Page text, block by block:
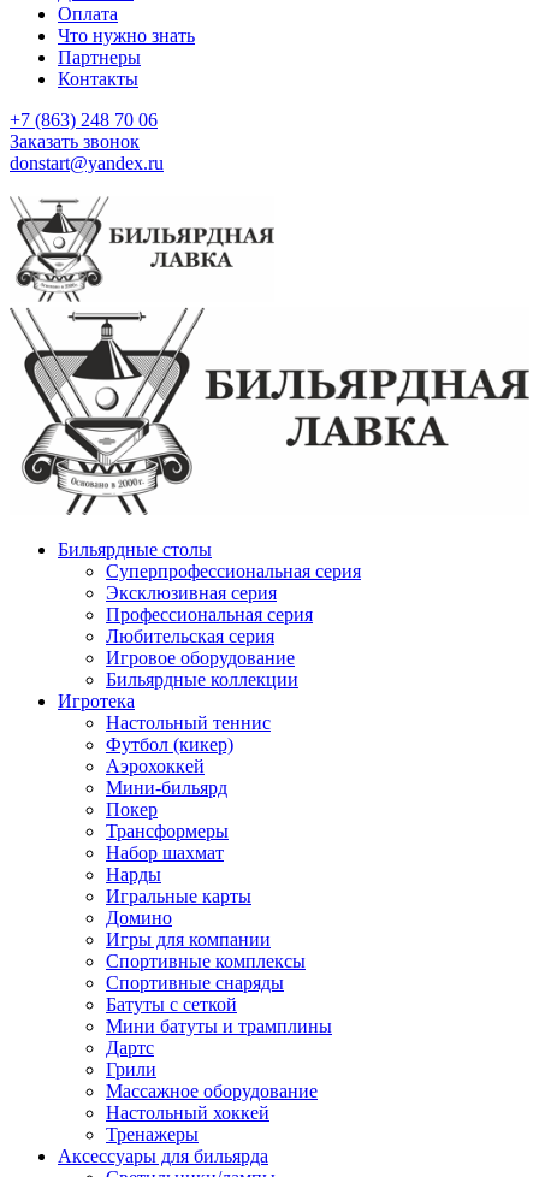
Оплата
Что нужно знать
Партнеры
Контакты
+7 (863) 248 70 06
Заказать звонок
donstart@yandex.ru
Бильярдные столы
Суперпрофессиональная серия
Эксклюзивная серия
Профессиональная серия
Любительская серия
Игровое оборудование
Бильярдные коллекции
Игротека
Настольный теннис
Футбол (кикер)
Аэрохоккей
Мини-бильярд
Покер
Трансформеры
Набор шахмат
Нарды
Игральные карты
Домино
Игры для компании
Спортивные комплексы
Спортивные снаряды
Батуты с сеткой
Мини батуты и трамплины
Дартс
Грили
Массажное оборудование
Настольный хоккей
Тренажеры
Аксессуары для бильярда